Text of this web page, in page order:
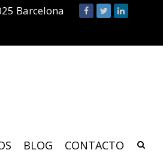
Barcelona
BLOG CONTACTO